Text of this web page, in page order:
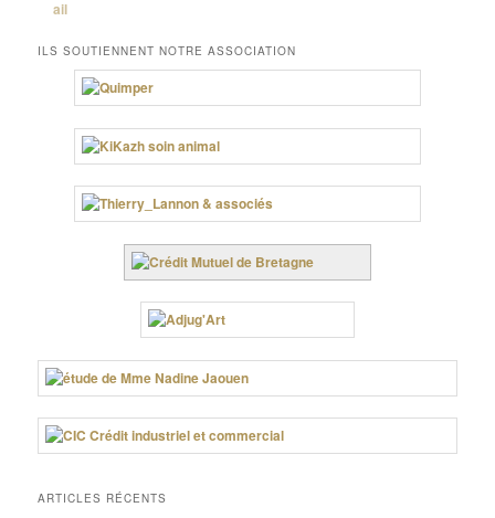
ILS SOUTIENNENT NOTRE ASSOCIATION
ARTICLES RÉCENTS